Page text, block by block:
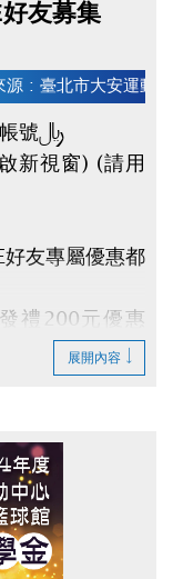
友募集
源 : 臺北市大安運動
號：
新視窗) (請用
好友專屬優惠都
禮200元優惠
展開內容